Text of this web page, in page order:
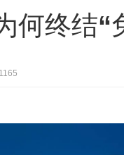
何终结“
1165